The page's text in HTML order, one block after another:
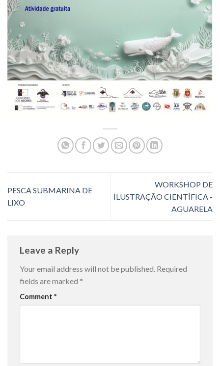
PESCA SUBMARINA DE
LIXO
WORKSHOP DE
ILUSTRAÇÃO CIENTÍFICA -
AGUARELA
Leave a Reply
Your email address will not be published. Required
fields are marked *
Comment *